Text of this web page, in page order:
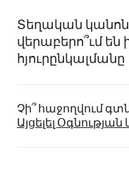
Տեղական
վերաբերո՞ւմ են
հյուրընկալմանը
Չի՞ հաջողվում
Այցելել